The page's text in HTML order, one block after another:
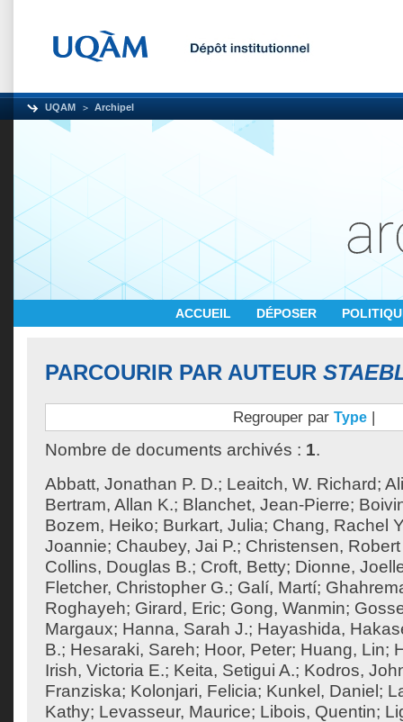
UQAM Archipel
ACCUEIL DÉPOSER
PARCOURIR PAR AUTEUR
Regrouper par Type |
Nombre de documents archivés : 1.
Abbatt, Jonathan P. D.; Leaitch, W. Richard;
Bertram, Allan K.; Blanchet, Jean-Pierre;
Bozem, Heiko; Burkart, Julia; Chang, Rachel
Joannie; Chaubey, Jai P.; Christensen,
Collins, Douglas B.; Croft, Betty; Dionne,
Fletcher, Christopher G.; Galí, Martí;
Roghayeh; Girard, Eric; Gong, Wanmin;
Margaux; Hanna, Sarah J.; Hayashida,
B.; Hesaraki, Sareh; Hoor, Peter; Huang, Lin;
Irish, Victoria E.; Keita, Setigui A.; Kodros,
Franziska; Kolonjari, Felicia; Kunkel, Daniel ;
Kathy; Levasseur, Maurice; Libois, Quentin;